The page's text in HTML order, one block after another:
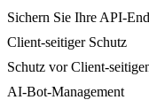
Sichern Sie Ihre API-
Client-seitiger Schutz
Schutz vor Client-
AI-Bot-Management